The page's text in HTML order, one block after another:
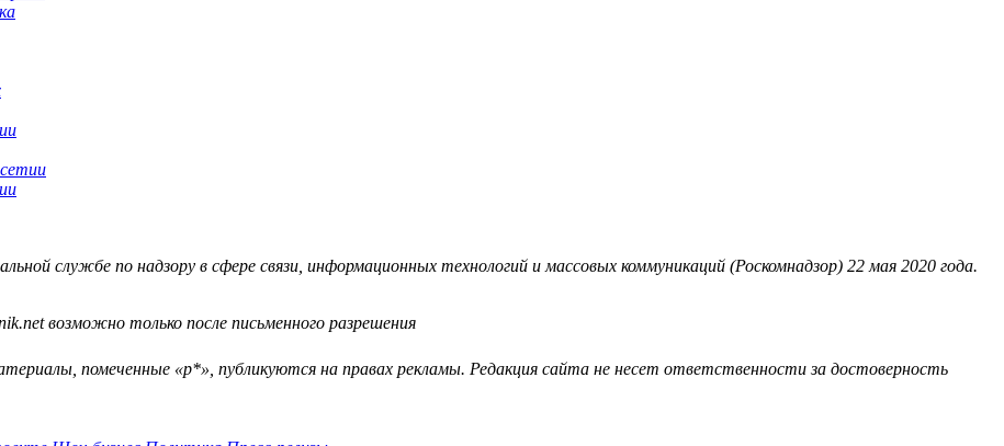
службе по надзору в сфере связи, информационных технологий и массовых коммуникаций (Роскомнадзор) 22 мая 2020 года.
возможно только после письменного разрешения
помеченные «р*», публикуются на правах рекламы. Редакция сайта не несет ответственности за достоверность